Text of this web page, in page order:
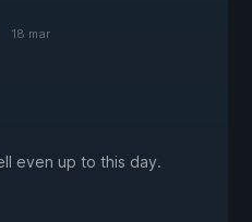
18 mar
even up to this day.